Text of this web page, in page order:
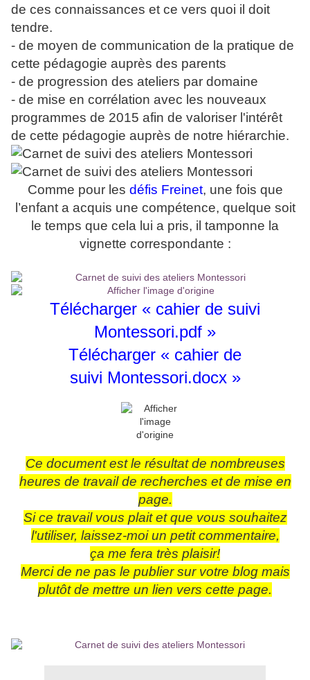
de ces connaissances et ce vers quoi il doit
tendre.
- de moyen de communication de la pratique de
cette pédagogie auprès des parents
- de progression des ateliers par domaine
- de mise en corrélation avec les nouveaux
programmes de 2015 afin de valoriser l'intérêt
de cette pédagogie auprès de notre hiérarchie.
Comme pour les défis Freinet, une fois que
l’enfant a acquis une compétence, quelque soit
le temps que cela lui a pris, il tamponne la
vignette correspondante :
Télécharger « cahier de suivi
Montessori.pdf »
Télécharger « cahier de
suivi Montessori.docx »
Ce document est le résultat de nombreuses
heures de travail de recherches et de mise en
page.
Si ce travail vous plait et que vous souhaitez
l'utiliser, laissez-moi un petit commentaire,
ça me fera très plaisir!
Merci de ne pas le publier sur votre blog mais
plutôt de mettre un lien vers cette page.